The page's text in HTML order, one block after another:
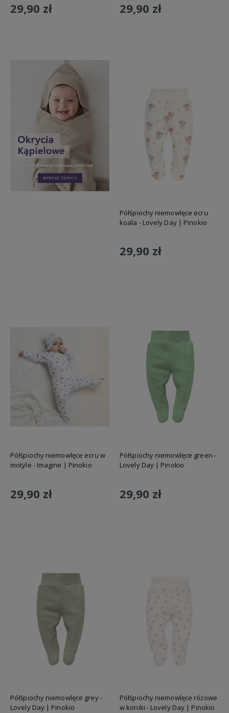
29,90 zł 29,90 zł
Półśpiochy niemowlęce ecru
koala - Lovely Day | Pinokio
29,90 zł
Półśpiochy niemowlęce ecru w
motyle - Imagine | Pinokio
29,90 zł
Półśpiochy niemowlęce green -
Lovely Day | Pinokio
29,90 zł
Półśpiochy niemowlęce grey -
Lovely Day | Pinokio
Półśpiochy niemowlęce różowe
w koniki - Lovely Day | Pinokio